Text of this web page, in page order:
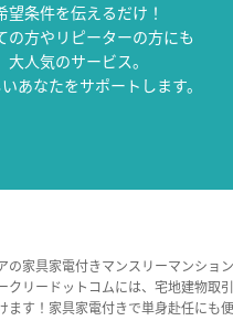
望条件を伝えるだけ！
の方やリピーターの方にも
大人気のサービス。
あなたをサポートします。
の家具家電付きマンスリーマンショ
クリードットコムには、宅地建物取
ます！家具家電付きで単身赴任にも便